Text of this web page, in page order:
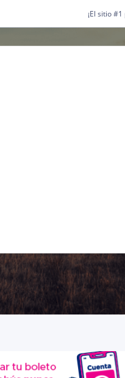
¡El sitio